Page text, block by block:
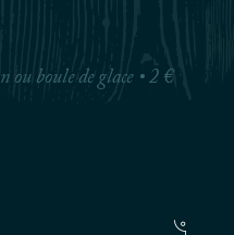
boule de glace • 2 €